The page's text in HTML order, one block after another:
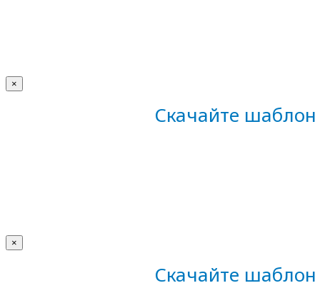
×
Скачайте
×
Скачайте